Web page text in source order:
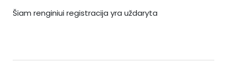
Šiam renginiui registracija yra uždaryta